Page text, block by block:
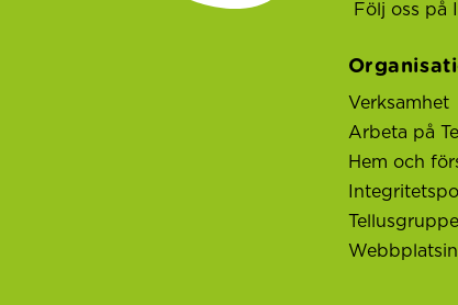
Följ oss på
Verksamhet
Arbeta på
Hem och